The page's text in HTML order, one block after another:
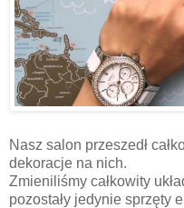
Nasz salon przeszedł
dekoracje na nich.
Zmieniliśmy całkowity
pozostały jedynie sprzęty